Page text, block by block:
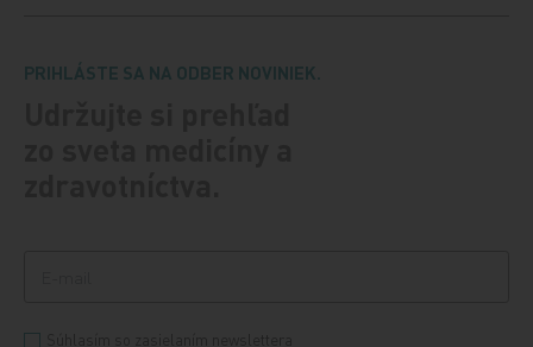
PRIHLÁSTE SA NA ODBER NOVINIEK.